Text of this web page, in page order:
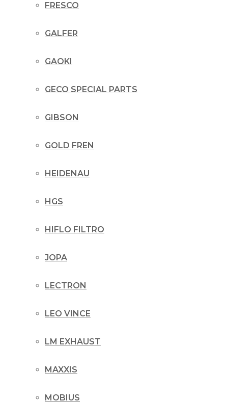
FRESCO
GALFER
GAOKI
GECO SPECIAL PARTS
GIBSON
GOLD FREN
HEIDENAU
HGS
HIFLO FILTRO
JOPA
LECTRON
LEO VINCE
LM EXHAUST
MAXXIS
MOBIUS